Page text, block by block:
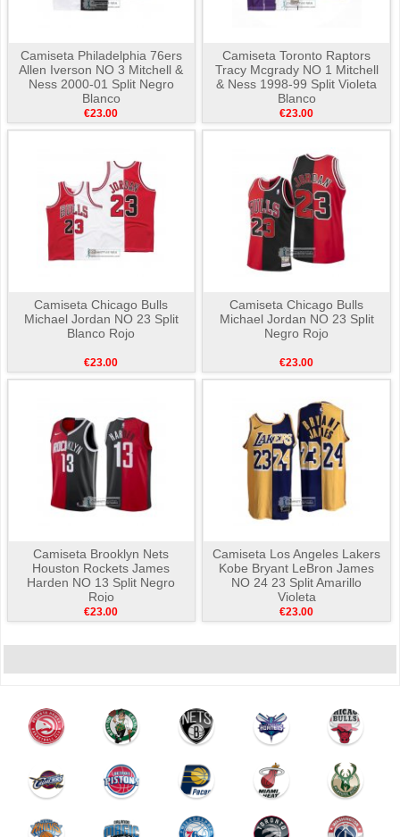
Camiseta Philadelphia 76ers
Allen Iverson NO 3 Mitchell &
Ness 2000-01 Split Negro
Blanco
€23.00
Camiseta Toronto Raptors
Tracy Mcgrady NO 1 Mitchell
& Ness 1998-99 Split Violeta
Blanco
€23.00
Camiseta Chicago Bulls
Michael Jordan NO 23 Split
Blanco Rojo
€23.00
Camiseta Chicago Bulls
Michael Jordan NO 23 Split
Negro Rojo
€23.00
Camiseta Brooklyn Nets
Houston Rockets James
Harden NO 13 Split Negro
Rojo
€23.00
Camiseta Los Angeles Lakers
Kobe Bryant LeBron James
NO 24 23 Split Amarillo
Violeta
€23.00